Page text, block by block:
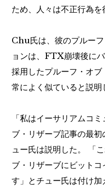
ため、人々は不正行為を
Chu氏は、彼のプルー
ョンは、FTX崩壊後に
採用したプルーフ・オ
常によく似ていると説明
「私はイーサリアムコ
ブ・リザーブ記事の最
ュー氏は説明した。 「
ブ・リザーブにビット
す」とチュー氏は付け加